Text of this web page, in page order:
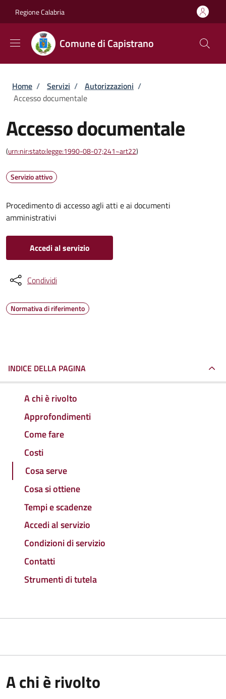
Regione Calabria
Comune di Capistrano
Briciole di pane
Home / Servizi / Autorizzazioni /
Accesso documentale
Accesso documentale
(urn:nir:stato:legge:1990-08-07;241~art22)
Servizio attivo
Procedimento di accesso agli atti e ai documenti
amministrativi
Accedi al servizio
Condividi
Normativa di riferimento
INDICE DELLA PAGINA
A chi è rivolto
Approfondimenti
Come fare
Costi
Cosa serve
Cosa si ottiene
Tempi e scadenze
Accedi al servizio
Condizioni di servizio
Contatti
Strumenti di tutela
A chi è rivolto